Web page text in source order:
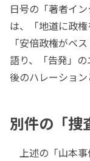
日号の「著者イ
は、「地道に政
「安倍政権がベ
語り、「告発」
後のハレーション
別件の「捜
上述の「山本事